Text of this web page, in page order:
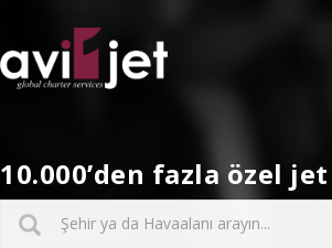
10.000’den fazla özel